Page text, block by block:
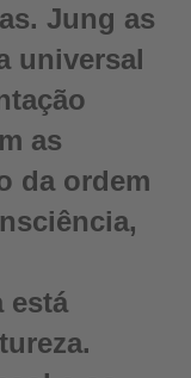
Jung as
universal
as
da ordem
está